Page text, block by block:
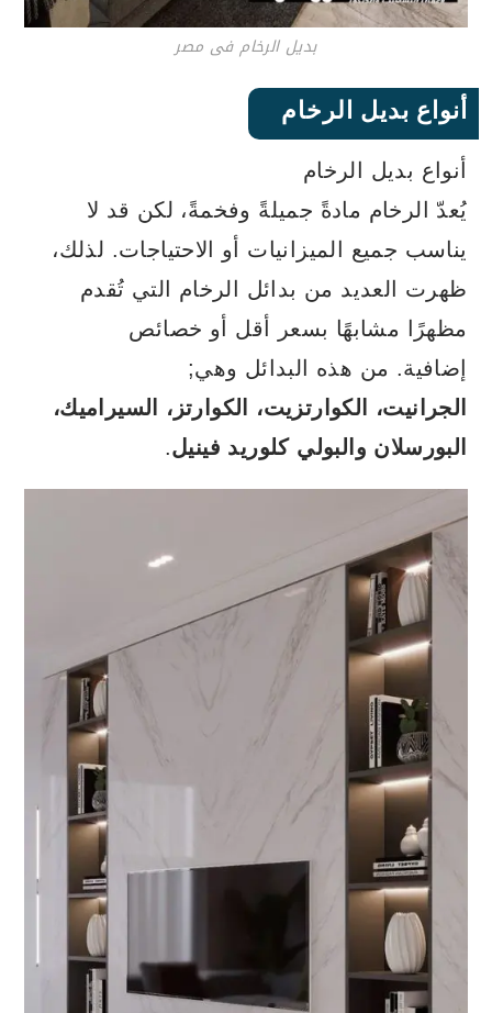
بديل الرخام فى مصر
أنواع بديل الرخام
أنواع بديل الرخام
يُعدّ الرخام مادةً جميلةً وفخمةً، لكن قد لا
يناسب جميع الميزانيات أو الاحتياجات. لذلك،
ظهرت العديد من بدائل الرخام التي تُقدم
مظهرًا مشابهًا بسعر أقل أو خصائص
إضافية. من هذه البدائل وهي;
الجرانيت،
الكوارتزيت، الكوارتز، السيراميك،
البورسلان والبولي كلوريد فينيل.